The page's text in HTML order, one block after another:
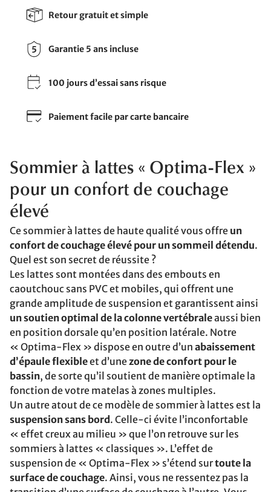
Retour gratuit et simple
Garantie 5 ans incluse
100 jours d’essai sans risque
Paiement facile par carte bancaire
Sommier à lattes « Optima-Flex »
pour un confort de couchage
élevé
Ce sommier à lattes de haute qualité vous offre un
confort de couchage élevé pour un sommeil détendu.
Quel est son secret de réussite ?
Les lattes sont montées dans des embouts en
caoutchouc sans PVC et mobiles, qui offrent une
grande amplitude de suspension et garantissent ainsi
un soutien optimal de la colonne vertébraleaussi bien
en position dorsale qu’en position latérale. Notre
« Optima-Flex » dispose en outre d’un abaissement
d’épaule flexibleet d’unezone de confort pour le
bassin, de sorte qu’il soutient de manière optimale la
fonction de votre matelas à zones multiples.
Un autre atout de ce modèle de sommier à lattes est la
suspension sans bord . Celle-ci évite l’inconfortable
« effet creux au milieu » que l’on retrouve sur les
sommiers à lattes « classiques ». L’effet de
suspension de « Optima-Flex » s’étend surtoute la
surface de couchage. Ainsi, vous ne ressentez pas la